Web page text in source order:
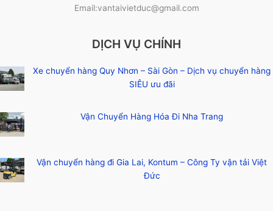
Email:vantaivietduc@gmail.com
DỊCH VỤ CHÍNH
Xe chuyển hàng Quy Nhơn – Sài Gòn – Dịch vụ chuyển hàng
SIÊU ưu đãi
Vận Chuyển Hàng Hóa Đi Nha Trang
Vận chuyển hàng đi Gia Lai, Kontum – Công Ty vận tải Việt
Đức